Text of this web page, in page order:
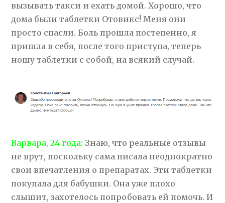
вызывать такси и ехать домой. Хорошо, что
дома были таблетки Отовикс! Меня они
просто спасли. Боль прошла постепенно, я
пришла в себя, после того приступа, теперь
ношу таблетки с собой, на всякий случай.
Варвара, 24 года: Знаю, что реальные отзывы
не врут, поскольку сама писала неоднократно
свои впечатления о препаратах. Эти таблетки
покупала для бабушки. Она уже плохо
слышит, захотелось попробовать ей помочь. И